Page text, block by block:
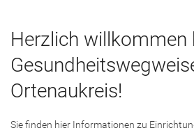
Herzlich willkommen
Ortenaukreis!
Sie finden hier Informationen zu